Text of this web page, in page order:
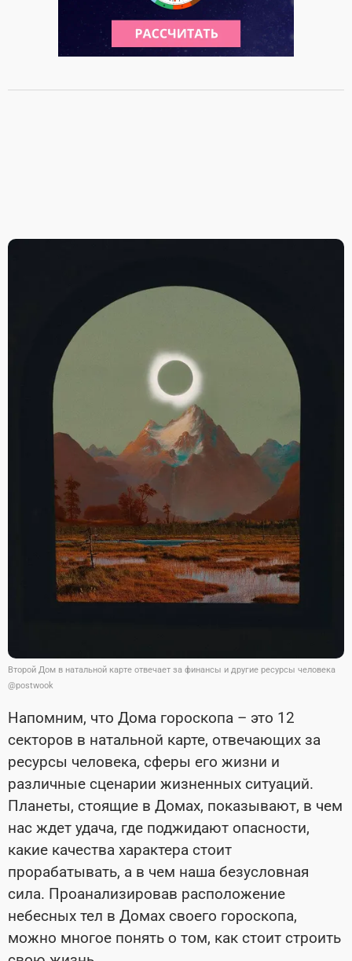
Второй Дом в натальной карте отвечает за финансы и другие ресурсы человека
@postwook
Напомним, что Дома гороскопа – это 12
секторов в натальной карте, отвечающих за
ресурсы человека, сферы его жизни и
различные сценарии жизненных ситуаций.
Планеты, стоящие в Домах, показывают, в чем
нас ждет удача, где поджидают опасности,
какие качества характера стоит
прорабатывать, а в чем наша безусловная
сила. Проанализировав расположение
небесных тел в Домах своего гороскопа,
можно многое понять о том, как стоит строить